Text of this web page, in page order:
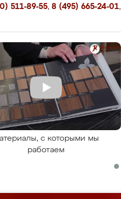
511-89-55, 8 (495) 665-24-01,
с которыми мы
работаем